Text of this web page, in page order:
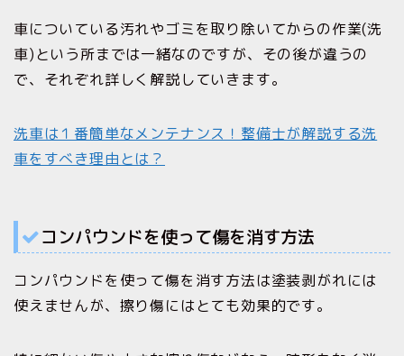
車についている汚れやゴミを取り除いてからの作業(洗
車)という所までは一緒なのですが、その後が違うの
で、それぞれ詳しく解説していきます。
洗車は１番簡単なメンテナンス！整備士が解説する洗
車をすべき理由とは？
コンパウンドを使って傷を消す方法
コンパウンドを使って傷を消す方法は塗装剥がれには
使えませんが、擦り傷にはとても効果的です。